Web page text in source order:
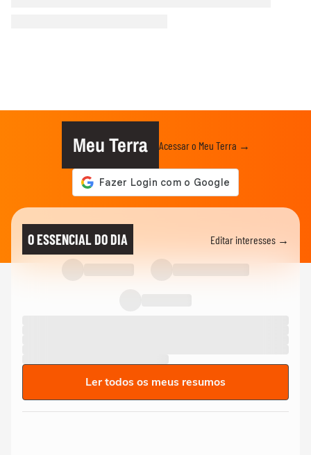
Meu Terra Acessar o Meu Terra →
O ESSENCIAL DO DIA Editar interesses →
Ler todos os meus resumos